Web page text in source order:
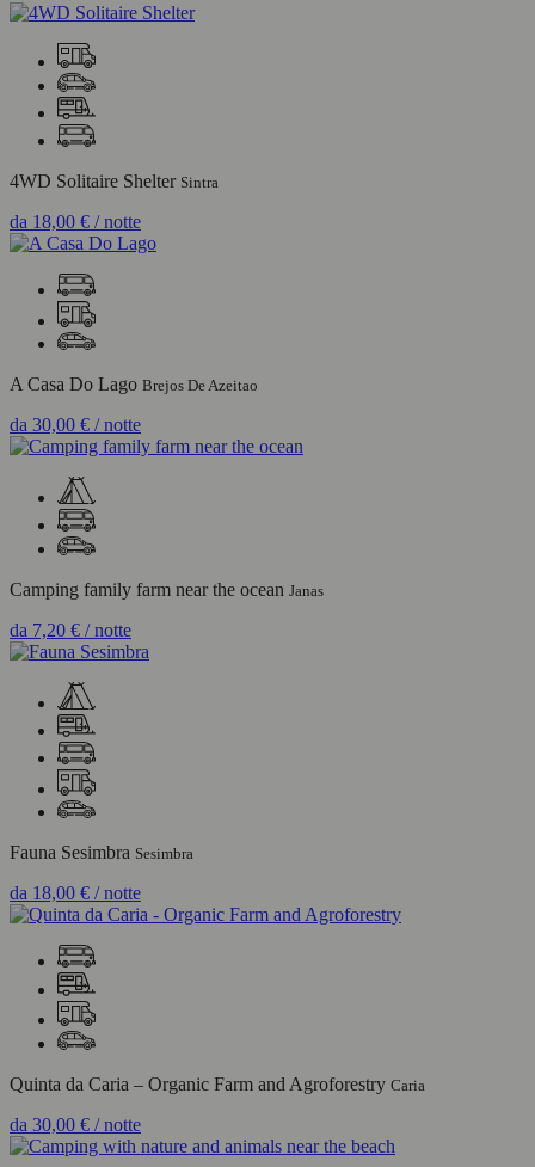
4WD Solitaire Shelter Sintra
da 18,00 € / notte
A Casa Do Lago Brejos De Azeitao
da 30,00 € / notte
Camping family farm near the ocean Janas
da 7,20 € / notte
Fauna Sesimbra Sesimbra
da 18,00 € / notte
Quinta da Caria – Organic Farm and Agroforestry Caria
da 30,00 € / notte